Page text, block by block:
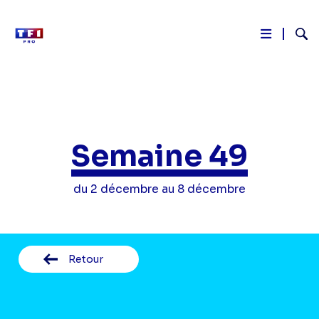
Semaine 49
du 2 décembre au 8 décembre
Retour